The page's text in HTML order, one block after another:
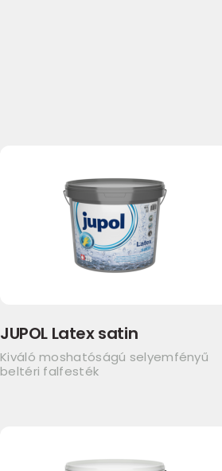
JUPOL Latex satin
Kiváló moshatóságú selyemfényű
beltéri falfesték